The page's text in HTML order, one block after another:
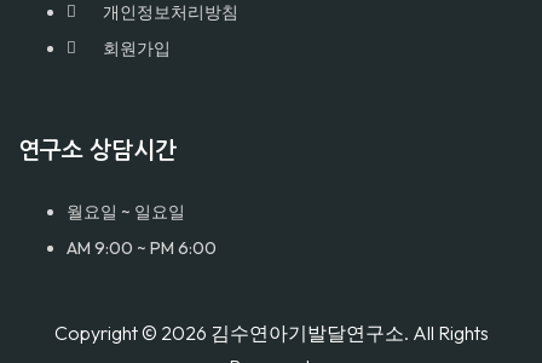
개인정보처리방침
회원가입
연구소 상담시간
월요일 ~ 일요일
AM 9:00 ~ PM 6:00
Copyright © 2026 김수연아기발달연구소. All Rights